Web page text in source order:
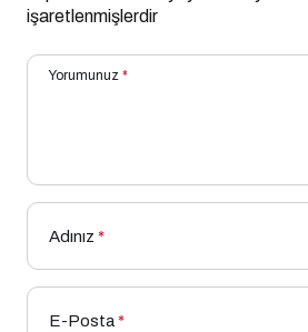
işaretlenmişlerdir
Yorumunuz *
Adınız *
E-Posta*